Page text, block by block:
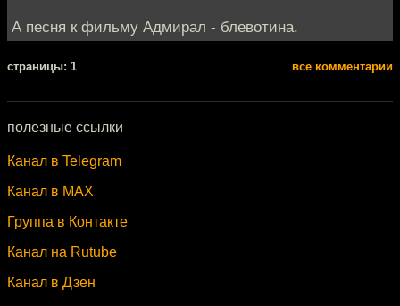
А песня к фильму Адмирал - блевотина.
cтраницы: 1 все комментарии
полезные ссылки
Канал в Telegram
Канал в MAX
Группа в Контакте
Канал на Rutube
Канал в Дзен